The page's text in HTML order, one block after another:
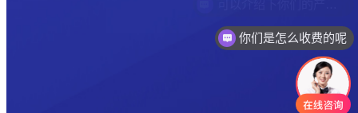
你们是怎么收费的呢